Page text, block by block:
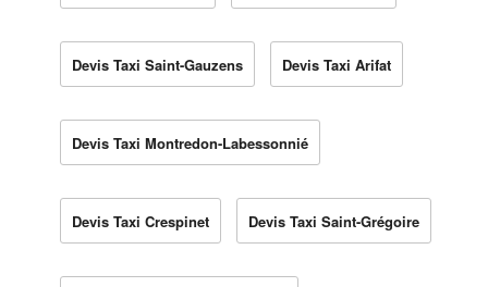
Devis Taxi Saint-Gauzens Devis Taxi Arifat
Devis Taxi Montredon-Labessonnié
Devis Taxi Crespinet Devis Taxi Saint-Grégoire